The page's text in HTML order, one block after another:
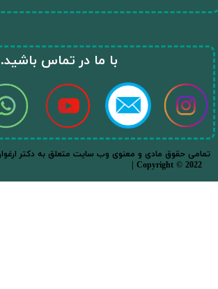
​با ما در تماس باشید.​​​​​​​
| Copyright © 2022